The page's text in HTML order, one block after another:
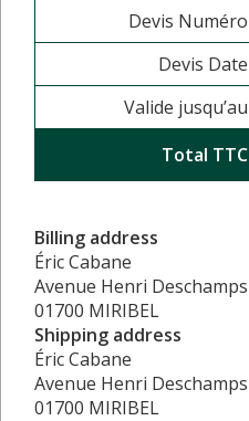
Devis Numéro
Devis Date
Valide jusqu’au
Total TTC
Billing address
Éric Cabane
Avenue Henri Deschamps
01700 MIRIBEL
Shipping address
Éric Cabane
Avenue Henri Deschamps
01700 MIRIBEL